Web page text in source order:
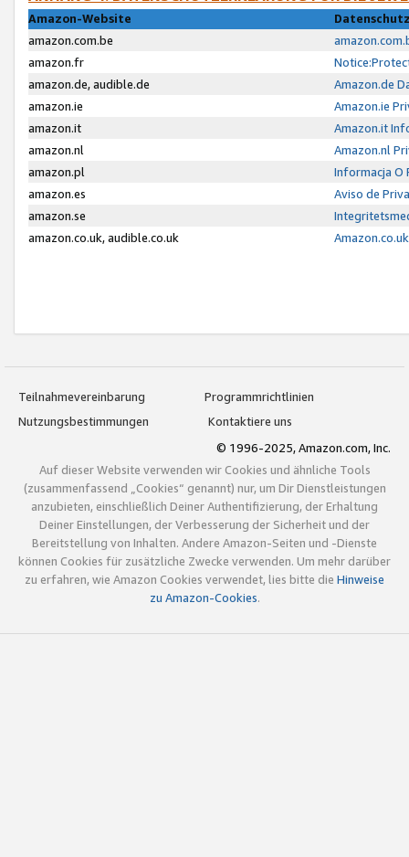
Amazon-Website
amazon.com.be
amazon.fr
amazon.de, audible.de
Amazon.de
amazon.ie
Amazon.ie
amazon.it
Amazon.it
amazon.nl
Amazon.nl
amazon.pl
Informacja O
amazon.es
Aviso de
amazon.se
amazon.co.uk, audible.co.uk
Teilnahmevereinbarung
Programmrichtlinien
Nutzungsbestimmungen
Kontaktiere uns
© 1996-2025, Amazon.com, Inc.
Auf dieser Website verwenden wir Cookies und ähnliche Tools
(zusammenfassend „Cookies“ genannt) nur, um Dir Dienstleistungen
anzubieten, einschließlich Deiner Authentifizierung, der Erhaltung
Deiner Einstellungen, der Verbesserung der Sicherheit und der
Bereitstellung von Inhalten. Andere Amazon-Seiten und -Dienste
können Cookies für zusätzliche Zwecke verwenden. Um mehr darüber
zu erfahren, wie Amazon Cookies verwendet, lies bitte die Hinweise
zu Amazon-Cookies.